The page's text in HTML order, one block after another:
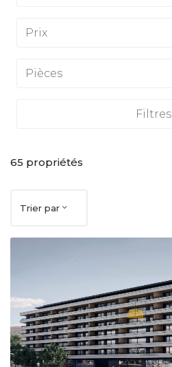
Prix
Pièces
Filtres
65 propriétés
Trier par